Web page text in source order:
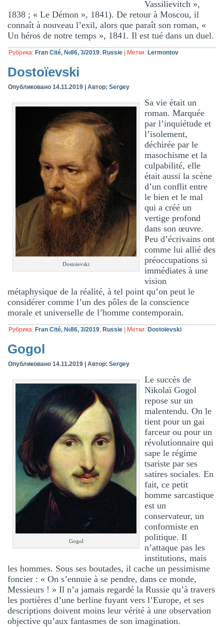
Vassilievitch »,
1838 ; « Le Démon », 1841). De retour à Moscou, il
connaît à nouveau l’exil, alors que paraît son roman, «
Un héros de notre temps », 1841. Il est tué dans un duel.
Рубрика: Fran Cité, №86, 3/2019, Russie Метки: Lermontov
Dostoïevski
Опубликовано 14.11.2019 |Автор: Sergey
Dostoïevski
Sa vie était un
roman. Marquée
par l’inquiétude et
l’isolement,
déchirée par le
masochisme et la
culpabilité, elle
était aussi la scène
d’un conflit entre
le bien et le mal
qui a créé un
vertige profond
dans son œuvre.
Peu d’écrivains ont
comme lui allié des
préoccupations si
immédiates à une
vision
métaphysique de la réalité, à tel point qu’on peut le
considérer comme l’un des pôles de la conscience
morale et universelle de l’homme contemporain.
Рубрика: Fran Cité, №86, 3/2019, Russie Метки: Dostoïevski
Gogol
Опубликовано 14.11.2019 |Автор: Sergey
Gogol
Le succès de
Nikolaï Gogol
repose sur un
malentendu. On le
tient pour un gai
farceur ou pour un
révolutionnaire qui
sape le régime
tsariste par ses
satires sociales. En
fait, ce petit
homme sarcastique
est un
conservateur, un
conformiste en
politique. Il
n’attaque pas les
institutions, mais
les hommes. Sous ses boutades, il cache un pessimisme
foncier : « On s’ennuie à se pendre, dans ce monde,
Messieurs ! » Il n’a jamais regardé la Russie qu’à travers
les portières d’une berline fuyant vers l’Europe, et ses
descriptions doivent moins leur vérité à une observation
objective qu’aux fantasmes de son imagination.